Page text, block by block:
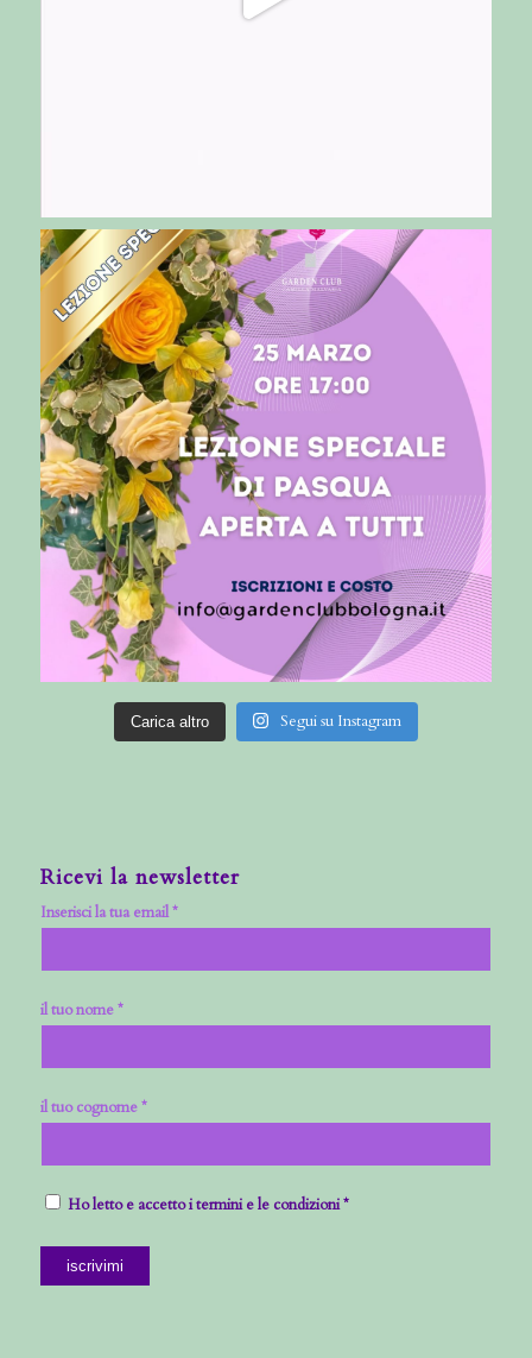
Carica altro Segui su Instagram
Ricevi la newsletter
Inserisci la tua email *
il tuo nome *
il tuo cognome *
Ho letto e accetto i termini e le condizioni *